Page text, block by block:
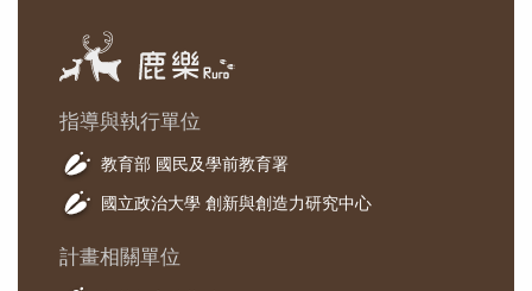
指導與執行單位
教育部 國民及學前教育署
國立政治大學 創新與創造力研究中心
計畫相關單位